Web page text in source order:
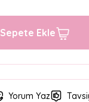
Sepete Ekle
Yorum Yaz